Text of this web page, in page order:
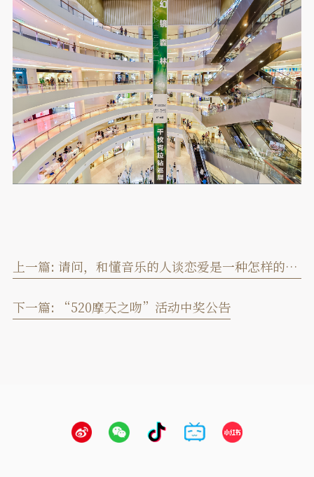
上一篇: 请问，和懂音乐的人谈恋爱是一种怎样的体验？
下一篇: “520摩天之吻”活动中奖公告